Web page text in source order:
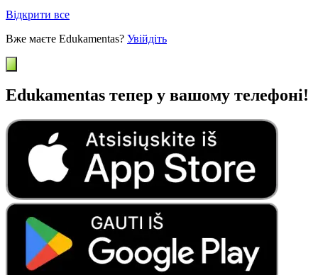
Відкрити все
Вже маєте Edukamentas? Увійдіть
Edukamentas тепер у вашому телефоні!